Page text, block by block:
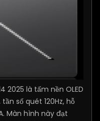
2025 là tấm nền OLED
số quét 120Hz, hỗ
Màn hình này đạt